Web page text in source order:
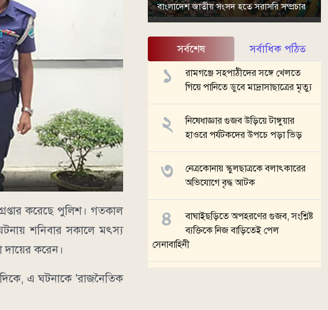
করেছে পুলিশ। গতকাল
শনিবার সকালে মৎস্য
করেন।
এ ঘটনাকে 'রাজনৈতিক
বাংলাদেশ জাতীয় সংসদ হতে সরাসরি সম্প্রচার
সর্বশেষ সর্বাধিক পঠিত
রামগঞ্জে সহপাঠীদের সঙ্গে খেলতে
গিয়ে পানিতে ডুবে মাদ্রাসাছাত্রের মৃত্যু
নিষেধাজ্ঞার গুজব উড়িয়ে টাঙ্গুয়ার
হাওরে পর্যটকদের উপচে পড়া ভিড়
নেত্রকোনায় স্কুলছাত্রকে বলাৎকারের
অভিযোগে বৃদ্ধ আটক
বাঘাইছড়িতে অপহরণের গুজব, সংশ্লিষ্ট
ব্যক্তিকে নিজ বাড়িতেই পেল
সেনাবাহিনী